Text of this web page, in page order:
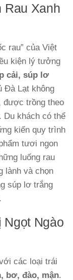
Rau Xanh
rau” của Việt
kiện lý tưởng
cải, súp lơ
Đà Lạt không
được trồng theo
Du khách có thể
kiến quy trình
tươi ngon
luống rau
lành và chọn
súp lơ trắng
Ngào
các loại trái
bơ, đào, mận.